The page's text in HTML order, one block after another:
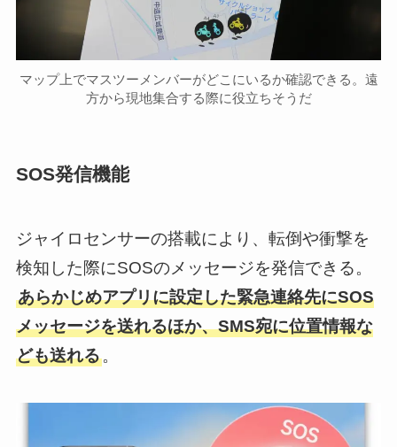
マップ上でマスツーメンバーがどこにいるか確認できる。遠
方から現地集合する際に役立ちそうだ
SOS発信機能
ジャイロセンサーの搭載により、転倒や衝撃を
検知した際にSOSのメッセージを発信できる。
あらかじめアプリに設定した緊急連絡先にSOS
メッセージを送れるほか、SMS宛に位置情報な
ども送れる。